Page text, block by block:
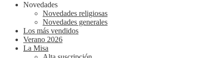
Novedades
Novedades religiosas
Novedades generales
Los más vendidos
Verano 2026
La Misa